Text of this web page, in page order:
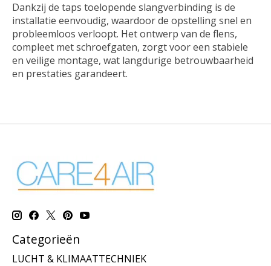
Dankzij de taps toelopende slangverbinding is de
installatie eenvoudig, waardoor de opstelling snel en
probleemloos verloopt. Het ontwerp van de flens,
compleet met schroefgaten, zorgt voor een stabiele
en veilige montage, wat langdurige betrouwbaarheid
en prestaties garandeert.
Categorieën
LUCHT & KLIMAATTECHNIEK